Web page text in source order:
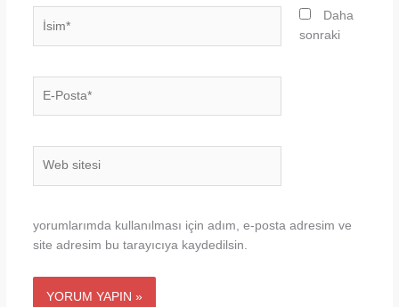
Posta*
Daha
sonraki
yorumlarımda kullanılması için adım, e-posta adresim ve
site adresim bu tarayıcıya kaydedilsin.